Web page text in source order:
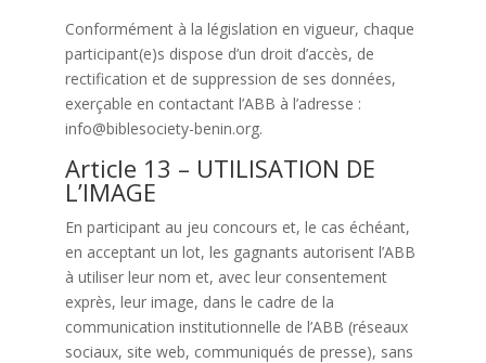
Conformément à la législation en vigueur, chaque
participant(e)s dispose d’un droit d’accès, de
rectification et de suppression de ses données,
exerçable en contactant l’ABB à l’adresse :
info@biblesociety-benin.org.
Article 13 – UTILISATION DE
L’IMAGE
En participant au jeu concours et, le cas échéant,
en acceptant un lot, les gagnants autorisent l’ABB
à utiliser leur nom et, avec leur consentement
exprès, leur image, dans le cadre de la
communication institutionnelle de l’ABB (réseaux
sociaux, site web, communiqués de presse), sans